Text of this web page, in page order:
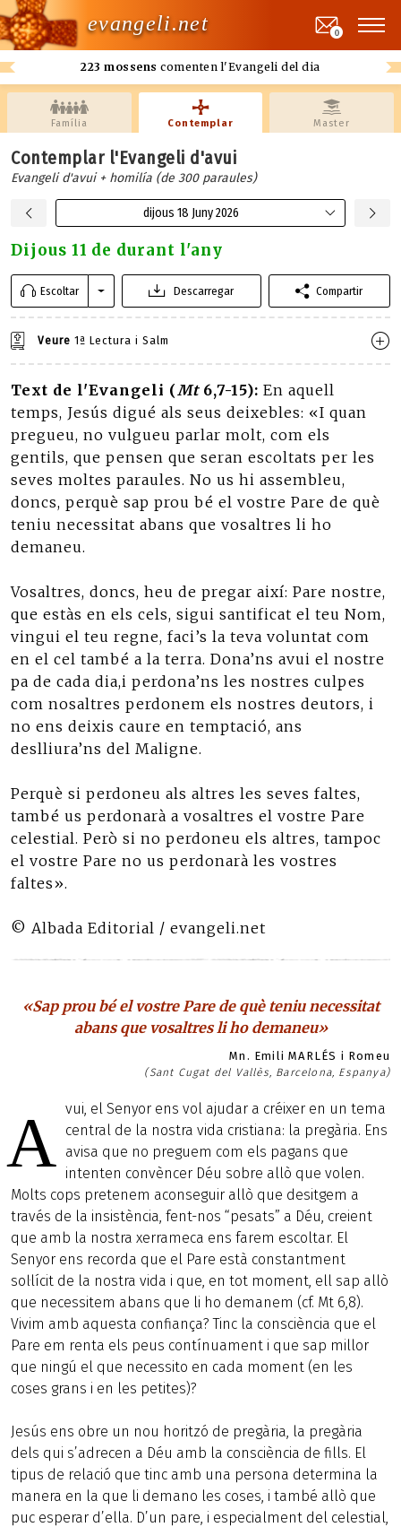
evangeli.net
223 mossens comenten l'Evangeli del dia
0
Família Contemplar Master
Contemplar l'Evangeli d'avui
Evangeli d'avui + homilía (de 300 paraules)
dijous 18 Juny 2026
Dijous 11 de durant l'any
Escoltar Descarregar Compartir
Veure 1ª Lectura i Salm
Text de l'Evangeli (Mt6,7-15): En aquell
temps, Jesús digué als seus deixebles: «I quan
pregueu, no vulgueu parlar molt, com els
gentils, que pensen que seran escoltats per les
seves moltes paraules. No us hi assembleu,
doncs, perquè sap prou bé el vostre Pare de què
teniu necessitat abans que vosaltres li ho
demaneu.
Vosaltres, doncs, heu de pregar així: Pare nostre,
que estàs en els cels, sigui santificat el teu Nom,
vingui el teu regne, faci’s la teva voluntat com
en el cel també a la terra. Dona’ns avui el nostre
pa de cada dia,i perdona’ns les nostres culpes
com nosaltres perdonem els nostres deutors, i
no ens deixis caure en temptació, ans
deslliura’ns del Maligne.
Perquè si perdoneu als altres les seves faltes,
també us perdonarà a vosaltres el vostre Pare
celestial. Però si no perdoneu els altres, tampoc
el vostre Pare no us perdonarà les vostres
faltes».
© Albada Editorial / evangeli.net
«Sap prou bé el vostre Pare de què teniu necessitat
abans que vosaltres li ho demaneu»
Mn. Emili MARLÉS i Romeu
(Sant Cugat del Vallès, Barcelona, Espanya)
A vui, el Senyor ens vol ajudar a créixer en un tema
central de la nostra vida cristiana: la pregària. Ens
avisa que no preguem com els pagans que
intenten convèncer Déu sobre allò que volen.
Molts cops pretenem aconseguir allò que desitgem a
través de la insistència, fent-nos “pesats” a Déu, creient
que amb la nostra xerrameca ens farem escoltar. El
Senyor ens recorda que el Pare està constantment
sol·lícit de la nostra vida i que, en tot moment, ell sap allò
que necessitem abans que li ho demanem (cf. Mt 6,8).
Vivim amb aquesta confiança? Tinc la consciència que el
Pare em renta els peus contínuament i que sap millor
que ningú el que necessito en cada moment (en les
coses grans i en les petites)?
Jesús ens obre un nou horitzó de pregària, la pregària
dels qui s’adrecen a Déu amb la consciència de fills. El
tipus de relació que tinc amb una persona determina la
manera en la que li demano les coses, i també allò que
puc esperar d’ella. D’un pare, i especialment del celestial,